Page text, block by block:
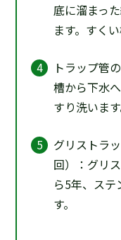
底に溜まっ
ます。すく
トラップ管
槽から下水
すり洗います
グリストラ
回）：グリ
ら5年、ステ
す。